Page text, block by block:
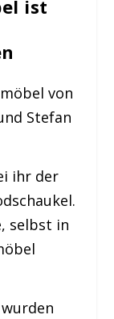
ist
von
Stefan
ihr der
selbst in